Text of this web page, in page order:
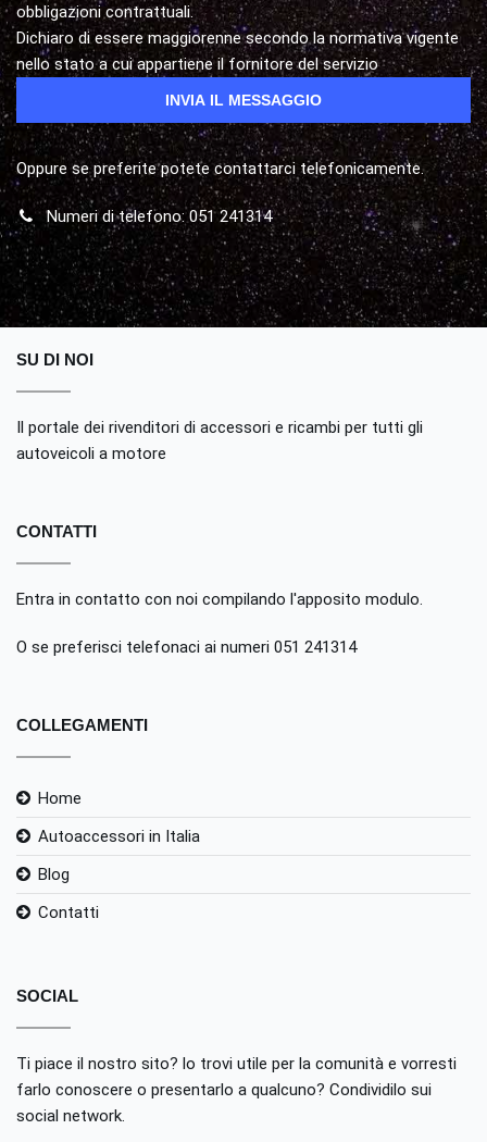
obbligazioni contrattuali.
Dichiaro di essere maggiorenne secondo la normativa vigente
nello stato a cui appartiene il fornitore del servizio
Oppure se preferite potete contattarci telefonicamente.
Numeri di telefono: 051 241314
SU DI NOI
Il portale dei rivenditori di accessori e ricambi per tutti gli
autoveicoli a motore
CONTATTI
Entra in contatto con noi compilando l'apposito modulo.
O se preferisci telefonaci ai numeri 051 241314
COLLEGAMENTI
Home
Autoaccessori in Italia
Blog
Contatti
SOCIAL
Ti piace il nostro sito? lo trovi utile per la comunità e vorresti
farlo conoscere o presentarlo a qualcuno? Condividilo sui
social network.